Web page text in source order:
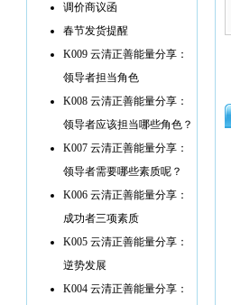
调价商议函
春节发货提醒
K009 云清正善能量分享：
领导者担当角色
K008 云清正善能量分享：
领导者应该担当哪些角色？
K007 云清正善能量分享：
领导者需要哪些素质呢？
K006 云清正善能量分享：
成功者三项素质
K005 云清正善能量分享：
逆势发展
K004 云清正善能量分享：